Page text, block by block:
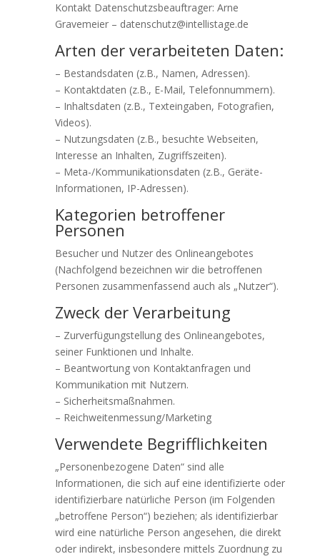
Kontakt Datenschutzsbeauftrager: Arne
Gravemeier – datenschutz@intellistage.de
Arten der verarbeiteten Daten:
– Bestandsdaten (z.B., Namen, Adressen).
– Kontaktdaten (z.B., E-Mail, Telefonnummern).
– Inhaltsdaten (z.B., Texteingaben, Fotografien,
Videos).
– Nutzungsdaten (z.B., besuchte Webseiten,
Interesse an Inhalten, Zugriffszeiten).
– Meta-/Kommunikationsdaten (z.B., Geräte-
Informationen, IP-Adressen).
Kategorien betroffener
Personen
Besucher und Nutzer des Onlineangebotes
(Nachfolgend bezeichnen wir die betroffenen
Personen zusammenfassend auch als „Nutzer“).
Zweck der Verarbeitung
– Zurverfügungstellung des Onlineangebotes,
seiner Funktionen und Inhalte.
– Beantwortung von Kontaktanfragen und
Kommunikation mit Nutzern.
– Sicherheitsmaßnahmen.
– Reichweitenmessung/Marketing
Verwendete Begrifflichkeiten
„Personenbezogene Daten“ sind alle
Informationen, die sich auf eine identifizierte oder
identifizierbare natürliche Person (im Folgenden
„betroffene Person“) beziehen; als identifizierbar
wird eine natürliche Person angesehen, die direkt
oder indirekt, insbesondere mittels Zuordnung zu